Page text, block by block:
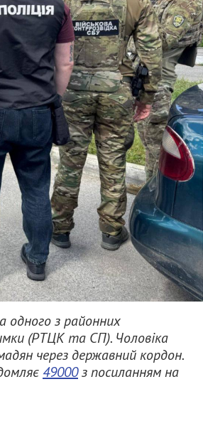
одного з районних
(РТЦК та СП). Чоловіка
через державний кордон.
49000з посиланням на